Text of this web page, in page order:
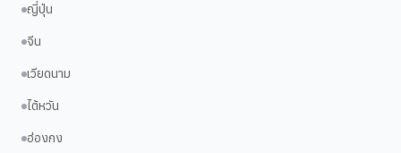
ญี่ปุ่น
จีน
เวียดนาม
ไต้หวัน
ฮ่องกง